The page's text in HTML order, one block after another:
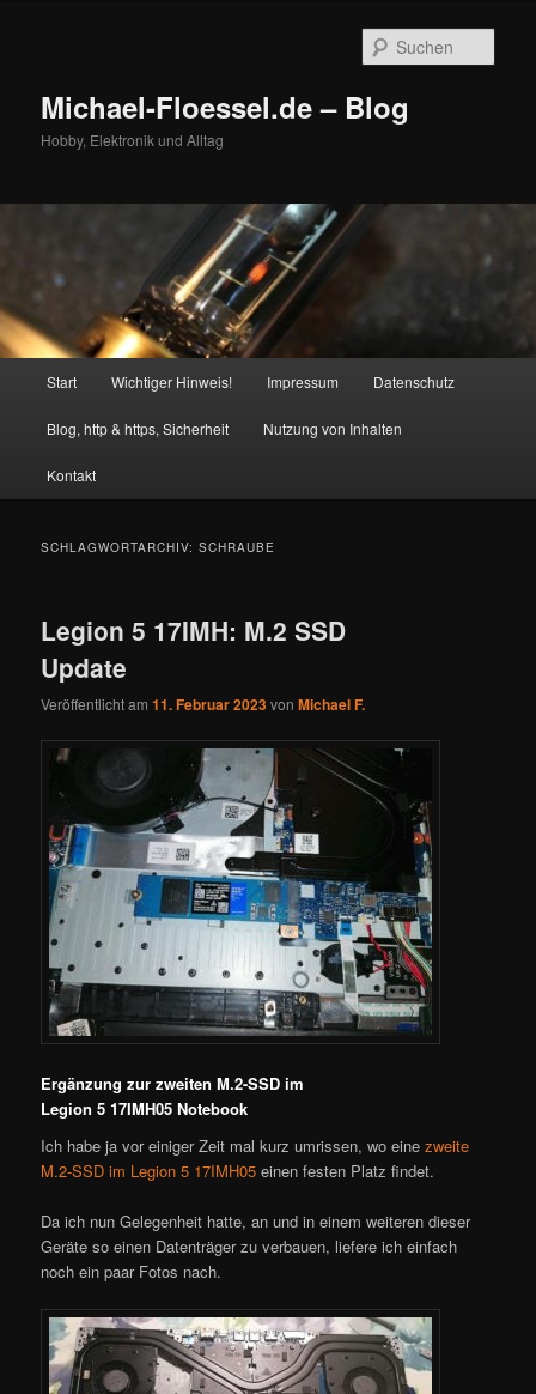
Michael-Floessel.de – Blog
Hobby, Elektronik und Alltag
Start Wichtiger Hinweis! Impressum Datenschutz
Blog, http & https, Sicherheit Nutzung von Inhalten
Kontakt
SCHLAGWORTARCHIV:SCHRAUBE
Legion 5 17IMH: M.2 SSD
Update
Veröffentlicht am11. Februar 2023vonMichael F.
Ergänzung zur zweiten M.2-SSD im
Legion 5 17IMH05 Notebook
Ich habe ja vor einiger Zeit mal kurz umrissen, wo einezweite
M.2-SSD im Legion 5 17IMH05 einen festen Platz findet.
Da ich nun Gelegenheit hatte, an und in einem weiteren dieser
Geräte so einen Datenträger zu verbauen, liefere ich einfach
noch ein paar Fotos nach.